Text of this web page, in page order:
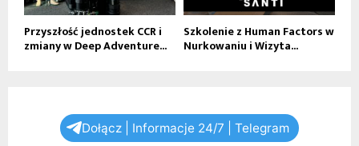
Przyszłość jednostek CCR i
zmiany w Deep Adventure...
Szkolenie z Human Factors w
Nurkowaniu i Wizyta...
Dołącz | Informacje 24/7 | Telegram